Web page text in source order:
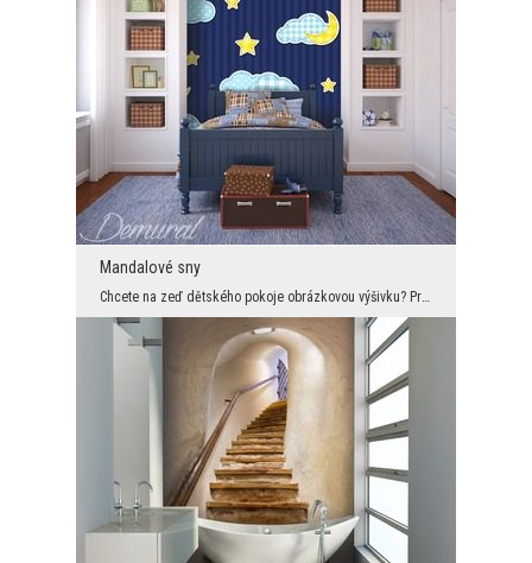
Mandalové sny
Chcete na zeď dětského pokoje obrázkovou výšivku? Proč ne! Zvlášt, když se v tomto segmentu noční...